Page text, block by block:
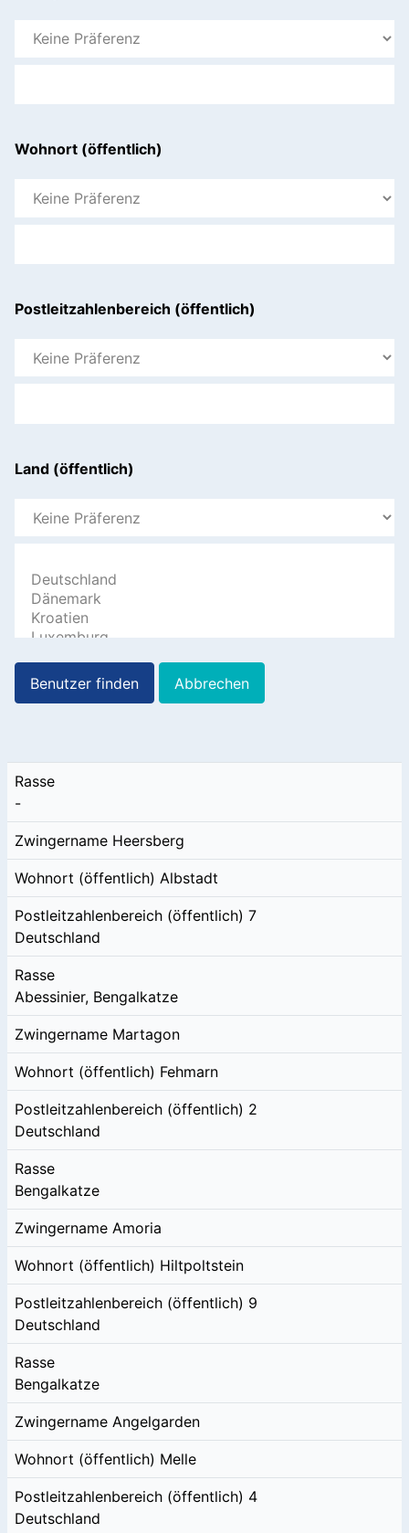
Wohnort (öffentlich)
Postleitzahlenbereich (öffentlich)
Land (öffentlich)
Rasse
-
Zwingername Heersberg
Wohnort (öffentlich) Albstadt
Postleitzahlenbereich (öffentlich) 7
Deutschland
Rasse
Abessinier, Bengalkatze
Zwingername Martagon
Wohnort (öffentlich) Fehmarn
Postleitzahlenbereich (öffentlich) 2
Deutschland
Rasse
Bengalkatze
Zwingername Amoria
Wohnort (öffentlich) Hiltpoltstein
Postleitzahlenbereich (öffentlich) 9
Deutschland
Rasse
Bengalkatze
Zwingername Angelgarden
Wohnort (öffentlich) Melle
Postleitzahlenbereich (öffentlich) 4
Deutschland